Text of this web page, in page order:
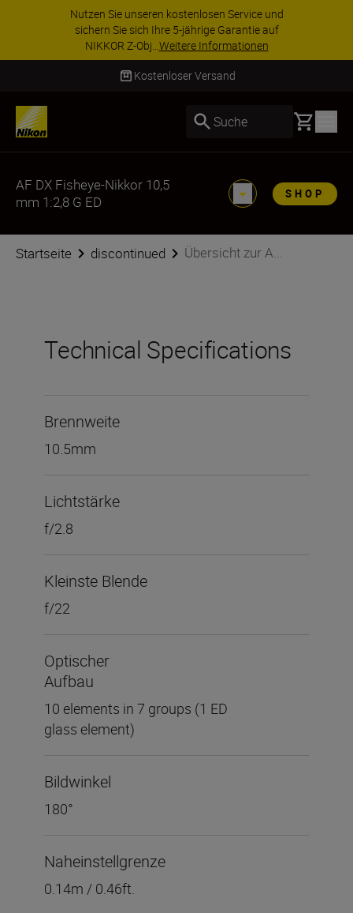
Nutzen Sie unseren kostenlosen Service und
sichern Sie sich Ihre 5-jährige Garantie auf
NIKKOR Z-Obj...Weitere Informationen
Kostenloser Versand
Suche Basket
AF DX Fisheye-Nikkor 10,5
mm 1:2,8 G ED
SHOP
Startseite discontinued Übersicht zur A...
Technical Specifications
Brennweite
10.5mm
Lichtstärke
f/2.8
Kleinste Blende
f/22
Optischer
Aufbau
10 elements in 7 groups (1 ED
glass element)
Bildwinkel
180°
Naheinstellgrenze
0.14m / 0.46ft.